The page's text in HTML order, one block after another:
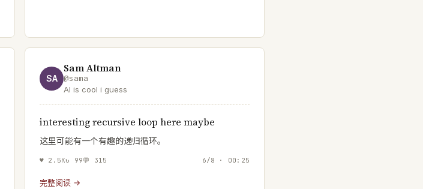
SA
Sam Altman
@sama
AI is cool i guess
interesting recursive loop here maybe
这里可能有一个有趣的递归循环。
♥ 2.5K↻ 99💬 315 6/8 · 00:25
完整阅读 →